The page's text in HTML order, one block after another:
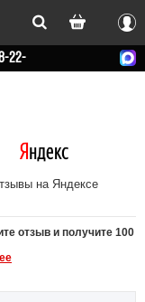
Вход
22-
на Яндексе
отзыв и получите 100